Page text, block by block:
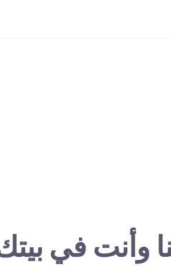
وأنت في